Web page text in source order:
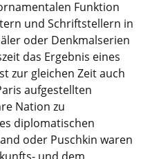
Funktion
und Schriftstellern in
oder Denkmalserien
das Ergebnis eines
zur gleichen Zeit auch
aufgestellten
Nation zu
diplomatischen
oder Puschkin waren